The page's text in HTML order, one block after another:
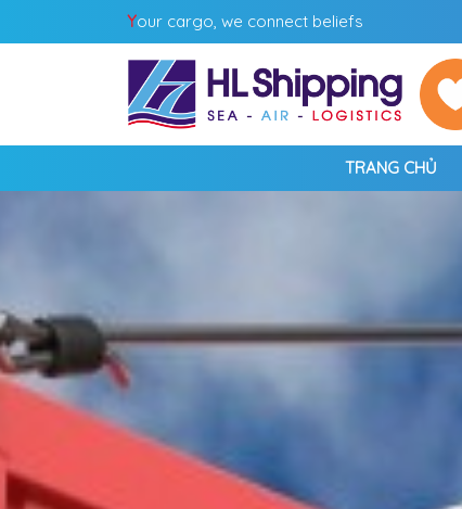
Your cargo, we connect beliefs
TRANG CHỦ